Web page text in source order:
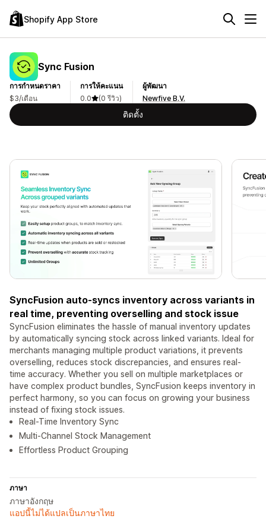
Shopify App Store
Sync Fusion
การกำหนดราคา
$3/เดือน
การให้คะแนน
0.0
(0 รีวิว)
ผู้พัฒนา
Newfive B.V.
ติดตั้ง
SyncFusion auto-syncs inventory across variants in
real time, preventing overselling and stock issue
SyncFusion eliminates the hassle of manual inventory updates
by automatically syncing stock across linked variants. Ideal for
merchants managing multiple product variations, it prevents
overselling, reduces stock discrepancies, and ensures real-
time accuracy. Whether you sell on multiple marketplaces or
have complex product bundles, SyncFusion keeps inventory in
perfect harmony, so you can focus on growing your business
instead of fixing stock issues.
Real-Time Inventory Sync
Multi-Channel Stock Management
Effortless Product Grouping
ภาษา
ภาษาอังกฤษ
แอปนี้ไม่ได้แปลเป็นภาษาไทย